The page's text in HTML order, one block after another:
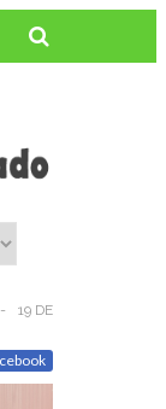
-
19 DE